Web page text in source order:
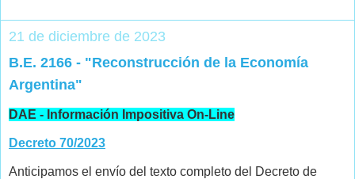
21 de diciembre de 2023
B.E. 2166 - "Reconstrucción de la Economía
Argentina"
DAE - Información Impositiva On-Line
Decreto 70/2023
Anticipamos el envío del texto completo del Decreto de